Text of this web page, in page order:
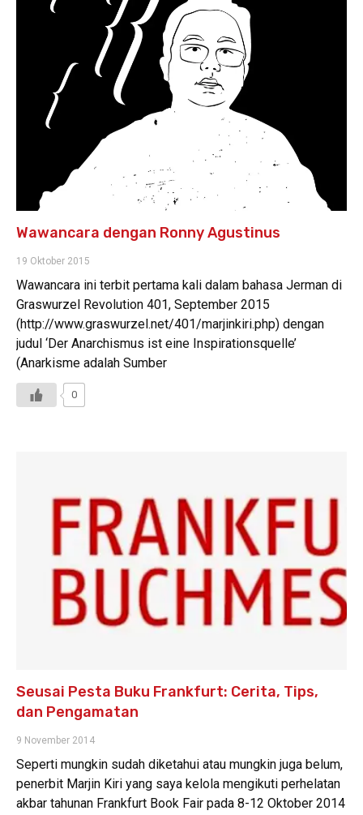
Wawancara dengan Ronny Agustinus
19 Oktober 2015
Wawancara ini terbit pertama kali dalam bahasa Jerman di
Graswurzel Revolution 401, September 2015
(http://www.graswurzel.net/401/marjinkiri.php) dengan
judul ‘Der Anarchismus ist eine Inspirationsquelle’
(Anarkisme adalah Sumber
0
Seusai Pesta Buku Frankfurt: Cerita, Tips,
dan Pengamatan
9 November 2014
Seperti mungkin sudah diketahui atau mungkin juga belum,
penerbit Marjin Kiri yang saya kelola mengikuti perhelatan
akbar tahunan Frankfurt Book Fair pada 8-12 Oktober 2014